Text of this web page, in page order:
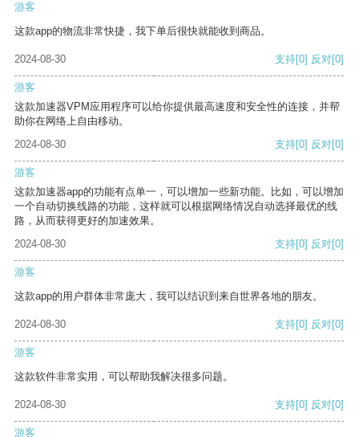
游客
这款app的物流非常快捷，我下单后很快就能收到商品。
2024-08-30 支持[0] 反对[0]
游客
这款加速器VPM应用程序可以给你提供最高速度和安全性的连接，并帮
助你在网络上自由移动。
2024-08-30
支持[0] 反对[0]
游客
这款加速器app的功能有点单一，可以增加一些新功能。比如，可以增加
一个自动切换线路的功能，这样就可以根据网络情况自动选择最优的线
路，从而获得更好的加速效果。
2024-08-30
支持[0] 反对[0]
游客
这款app的用户群体非常庞大，我可以结识到来自世界各地的朋友。
2024-08-30 支持[0] 反对[0]
游客
这款软件非常实用，可以帮助我解决很多问题。
2024-08-30 支持[0] 反对[0]
游客